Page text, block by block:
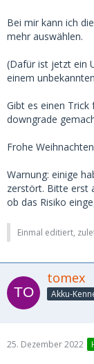
Bei mir kann ich
mehr auswählen.
(Dafür ist jetzt ein
einem
Gibt es einen Trick
downgrade
Frohe
Warnung: einige
zerstört. Bitte erst
ob das Risiko
Einmal editiert,
tomex
Akku-
25. Dezember 2022